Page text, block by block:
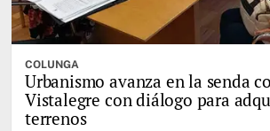
COLUNGA
Urbanismo avanza en la senda
Vistalegre con diálogo para
terrenos